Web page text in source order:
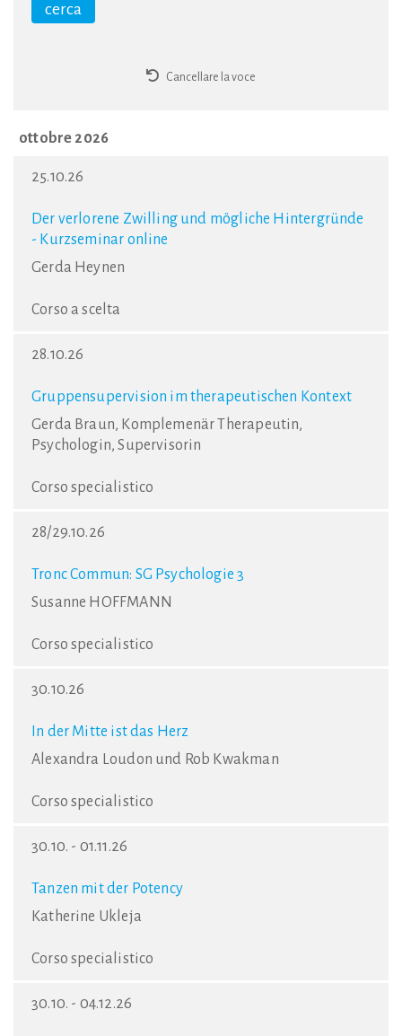
Cancellare la voce
ottobre 2026
25.10.26
Der verlorene Zwilling und mögliche Hintergründe
- Kurzseminar online
Gerda Heynen
Corso a scelta
28.10.26
Gruppensupervision im therapeutischen Kontext
Gerda Braun, Komplemenär Therapeutin,
Psychologin, Supervisorin
Corso specialistico
28/29.10.26
Tronc Commun: SG Psychologie 3
Susanne HOFFMANN
Corso specialistico
30.10.26
In der Mitte ist das Herz
Alexandra Loudon und Rob Kwakman
Corso specialistico
30.10. - 01.11.26
Tanzen mit der Potency
Katherine Ukleja
Corso specialistico
30.10. - 04.12.26